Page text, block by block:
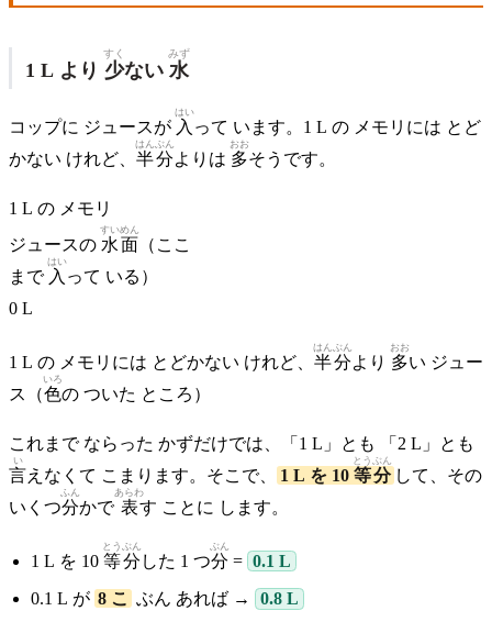
1 L より 少
すく
ない 水
みず
コップに ジュースが 入
はい
って います。1 L の メモリには とど
かない けれど、 半分
はんぶん
よりは 多
おお
そうです。
1 L の メモリ
ジュースの 水面
すいめん
（ここ
まで 入
はい
って いる）
0 L
1 L の メモリには とどかない けれど、 半分
はんぶん
より 多
おお
い ジュー
ス（色
いろ
の ついた ところ）
これまで ならった かずだけでは、「1 L」とも 「2 L」とも
言
い
えなくて こまります。そこで、 1 L を 10 等分
とうぶん
して、その
いくつ分
ふん
かで 表
あらわ
す ことに します。
1 L を 10 等分
とうぶん
した 1 つ分
ぶん
= 0.1 L
0.1 L が 8 こ ぶん あれば → 0.8 L